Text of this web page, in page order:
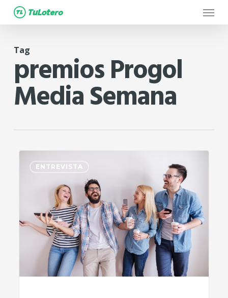
Skip
to
content
Menu
Tag
premios Progol
Media Semana
ENTREVISTA